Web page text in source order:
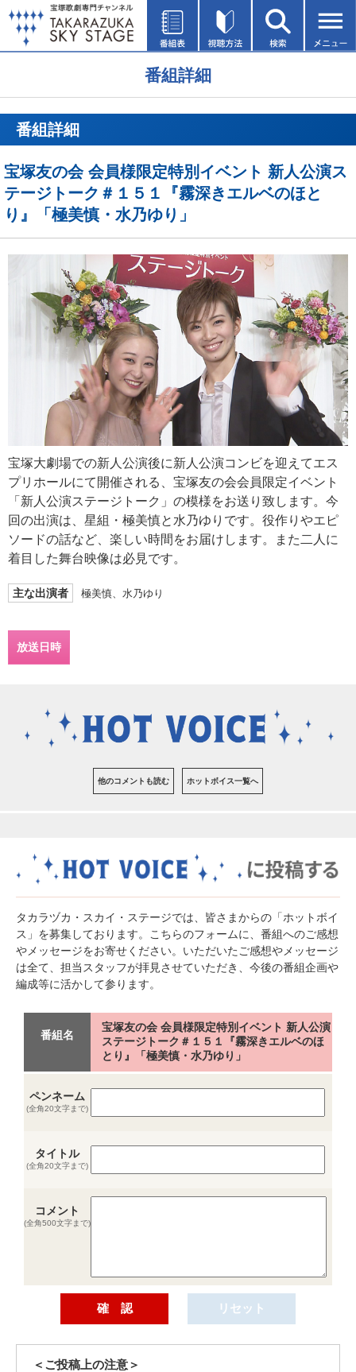
番組詳細
番組詳細
宝塚友の会 会員様限定特別イベント 新人公演ス
テージトーク＃１５１『霧深きエルベのほと
り』「極美慎・水乃ゆり」
宝塚大劇場での新人公演後に新人公演コンビを迎えてエス
プリホールにて開催される、宝塚友の会会員限定イベント
「新人公演ステージトーク」の模様をお送り致します。今
回の出演は、星組・極美慎と水乃ゆりです。役作りやエピ
ソードの話など、楽しい時間をお届けします。また二人に
着目した舞台映像は必見です。
主な出演者 極美慎、水乃ゆり
放送日時
他のコメントも読む ホットボイス一覧へ
タカラヅカ・スカイ・ステージでは、皆さまからの「ホットボイ
ス」を募集しております。こちらのフォームに、番組へのご感想
やメッセージをお寄せください。いただいたご感想やメッセージ
は全て、担当スタッフが拝見させていただき、今後の番組企画や
編成等に活かして参ります。
番組名
宝塚友の会 会員様限定特別イベント 新人公演
ステージトーク＃１５１『霧深きエルベのほ
とり』「極美慎・水乃ゆり」
ペンネーム
(全角20文字まで)
タイトル
(全角20文字まで)
コメント
(全角500文字まで)
＜ご投稿上の注意＞